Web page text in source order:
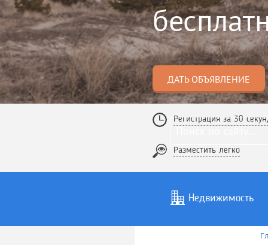
ДАТЬ ОБЪЯВЛЕНИЕ
Регистрация за 30
Разместить легко
Недвижимость